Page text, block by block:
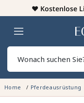
♥️ Kostenlose
Home Pferdeausrüstung